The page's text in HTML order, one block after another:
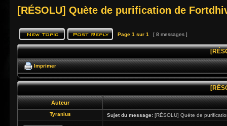
[RÉSOLU] Quète de purification de
Page 1 sur 1 [ 8 messages ]
Imprimer
Auteur
Tyranius Sujet du message: [RÉSOLU] Quète de